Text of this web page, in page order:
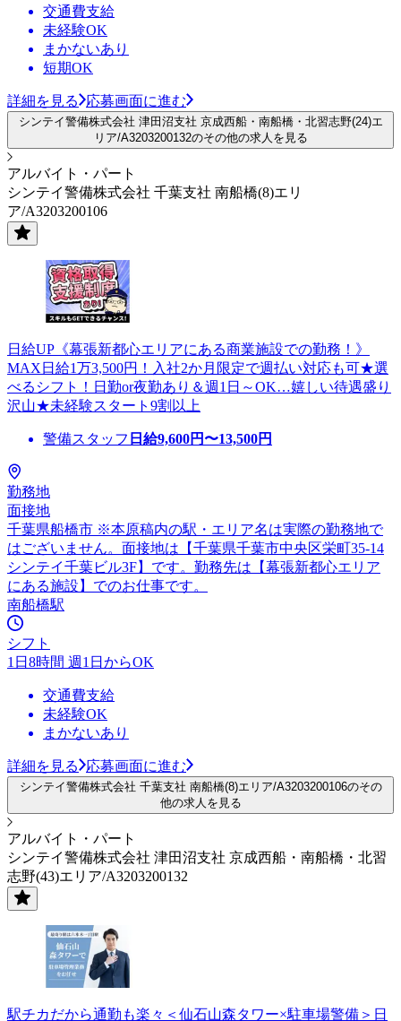
交通費支給
未経験OK
まかないあり
短期OK
詳細を見る 応募画面に進む
シンテイ警備株式会社 津田沼支社 京成西船・南船橋・北習志野(24)エ
リア/A3203200132のその他の求人を見る
アルバイト・パート
シンテイ警備株式会社 千葉支社 南船橋(8)エリ
ア/A3203200106
日給UP《幕張新都心エリアにある商業施設での勤務！》
MAX日給1万3,500円！入社2か月限定で週払い対応も可★選
べるシフト！日勤or夜勤あり＆週1日～OK…嬉しい待遇盛り
沢山★未経験スタート9割以上
警備スタッフ 日給9,600円〜13,500円
勤務地
面接地
千葉県船橋市 ※本原稿内の駅・エリア名は実際の勤務地で
はございません。面接地は【千葉県千葉市中央区栄町35-14
シンテイ千葉ビル3F】です。勤務先は【幕張新都心エリア
にある施設】でのお仕事です。
南船橋駅
シフト
1日8時間 週1日からOK
交通費支給
未経験OK
まかないあり
詳細を見る 応募画面に進む
シンテイ警備株式会社 千葉支社 南船橋(8)エリア/A3203200106のその
他の求人を見る
アルバイト・パート
シンテイ警備株式会社 津田沼支社 京成西船・南船橋・北習
志野(43)エリア/A3203200132
駅チカだから通勤も楽々＜仙石山森タワー×駐車場警備＞日